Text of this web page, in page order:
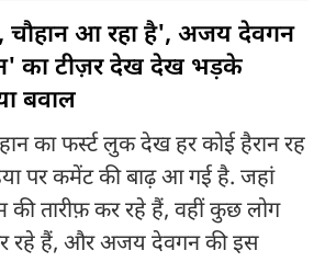
चौहान आ रहा है', अजय देवगन
का टीज़र देख देख भड़के
बवाल
का फर्स्ट लुक देख हर कोई हैरान रह
पर कमेंट की बाढ़ आ गई है. जहां
की तारीफ़ कर रहे हैं, वहीं कुछ लोग
रहे हैं, और अजय देवगन की इस